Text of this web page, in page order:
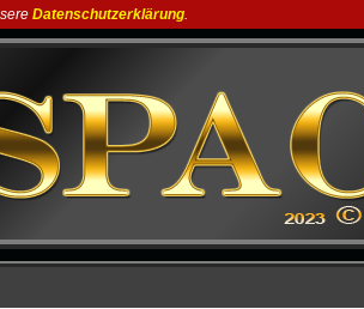
Datenschutzerklärung.